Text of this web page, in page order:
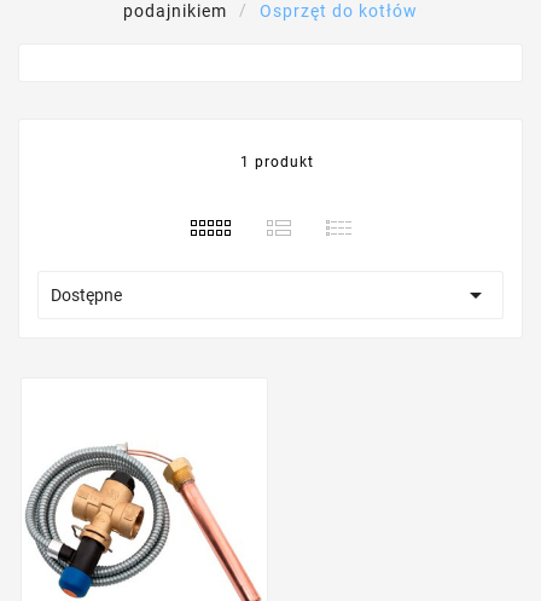
podajnikiem
Osprzęt do kotłów
1 produkt
Dostępne 